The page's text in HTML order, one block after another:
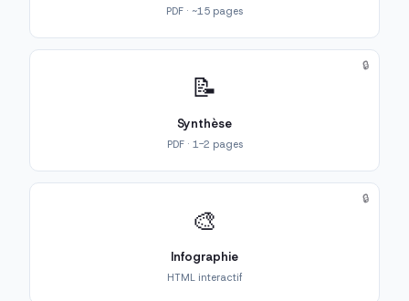
PDF · ~15 pages
📝
Synthèse
PDF · 1-2 pages
🔒
🎨
Infographie
HTML interactif
🔒